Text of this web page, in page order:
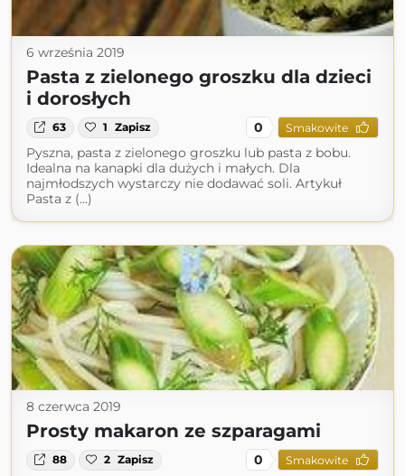
6 września 2019
Pasta z zielonego groszku dla dzieci
i dorosłych
63 1 Zapisz 0 Smakowite
Pyszna, pasta z zielonego groszku lub pasta z bobu.
Idealna na kanapki dla dużych i małych. Dla
najmłodszych wystarczy nie dodawać soli. Artykuł
Pasta z (...)
8 czerwca 2019
Prosty makaron ze szparagami
88 2 Zapisz 0 Smakowite